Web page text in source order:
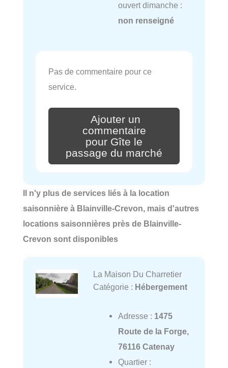
ouvert dimanche :
non renseigné
Pas de commentaire pour ce
service.
Ajouter un
commentaire
pour Gîte le
passage du marché
Il n'y plus de services liés à la location
saisonnière à Blainville-Crevon, mais d'autres
locations saisonnières près de Blainville-
Crevon sont disponibles
La Maison Du Charretier
Catégorie : Hébergement
Adresse : 1475
Route de la Forge,
76116 Catenay
Quartier :